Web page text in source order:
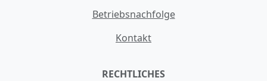
Betriebsnachfolge
Kontakt
RECHTLICHES